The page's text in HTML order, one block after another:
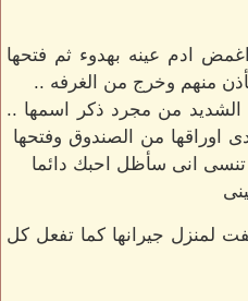
ادم عينه بهدوء ثم فتحها
منهم وخرج من الغرفه ..
الشديد من مجرد ذكر اسمها ..
اوراقها من الصندوق وفتحها
تنسى انى سأظل احبك دائما
لمنزل جيرانها كما تفعل كل